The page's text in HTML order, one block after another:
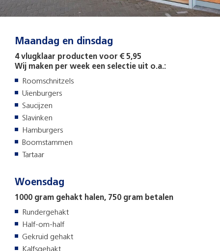
Maandag en dinsdag
4 vlugklaar producten voor € 5,95
Wij maken per week een selectie uit o.a.:
Roomschnitzels
Uienburgers
Saucijzen
Slavinken
Hamburgers
Boomstammen
Tartaar
Woensdag
1000 gram gehakt halen, 750 gram betalen
Rundergehakt
Half-om-half
Gekruid gehakt